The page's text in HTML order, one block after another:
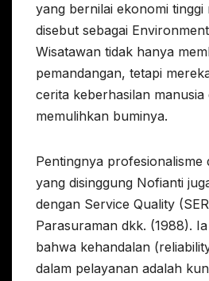
yang bernilai ekonomi tinggi
disebut sebagai
Wisatawan tidak hanya
pemandangan, tetapi
cerita keberhasilan manusia
memulihkan buminya.
Pentingnya profesionalisme
yang disinggung Nofianti
dengan Service Quality
Parasuraman dkk. (1988).
bahwa kehandalan
dalam pelayanan adalah